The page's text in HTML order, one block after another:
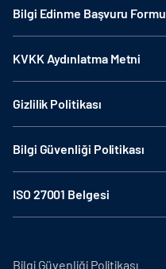
Bilgi Edinme Başvuru Formu
KVKK Aydınlatma Metni
Gizlilik Politikası
Bilgi Güvenliği Politikası
ISO 27001 Belgesi
Bilgi Güvenliği Politikası